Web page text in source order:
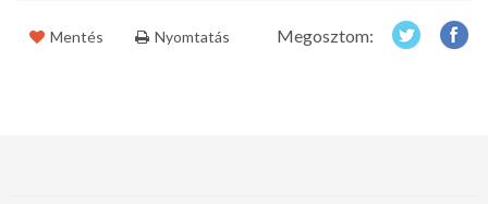
Mentés Nyomtatás Megosztom: